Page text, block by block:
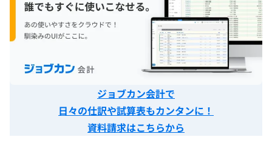
ジョブカン会計で
日々の仕訳や試算表もカンタンに！
資料請求はこちらから